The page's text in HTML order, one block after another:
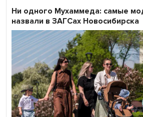
Ни одного Мухаммеда: самые
назвали в ЗАГСах Новосибирска